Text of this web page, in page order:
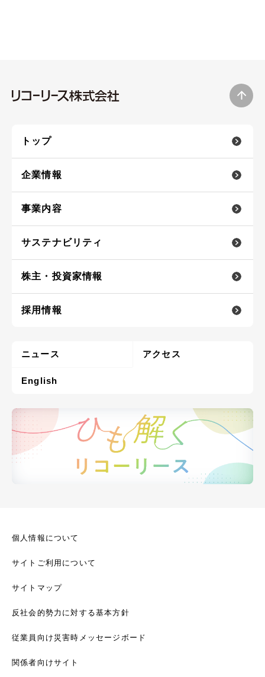
トップ
企業情報
事業内容
サステナビリティ
株主・投資家情報
採用情報
ニュース アクセス
English
個人情報について
サイトご利用について
サイトマップ
反社会的勢力に対する基本方針
従業員向け災害時メッセージボード
関係者向けサイト